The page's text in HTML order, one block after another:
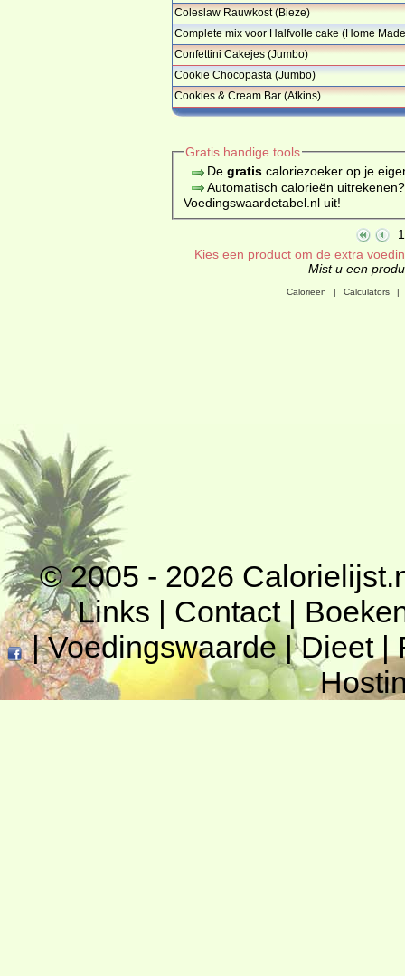
Coleslaw Rauwkost (Bieze)
Complete mix voor Halfvolle cake (Home
…
Confettini Cakejes (Jumbo)
Cookie Chocopasta (Jumbo)
Cookies & Cream Bar (Atkins)
Gratis handige tools
De gratiscaloriezoeker op je
Automatisch calorieën
Voedingswaardetabel.nl uit!
1
Kies een product om de extra
Mist u een
Calorieen | Calculators |
© 2005 - 2026
Links | Contact|
|Voedingswaarde|Dieet|